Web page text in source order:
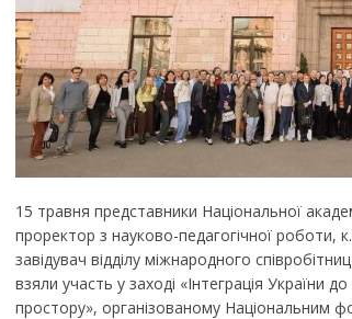
15 травня представники Національної
проректор з науково-педагогічної роботи,
завідувач відділу міжнародного
взяли участь у заході «Інтеграція України
простору», організованому Національним